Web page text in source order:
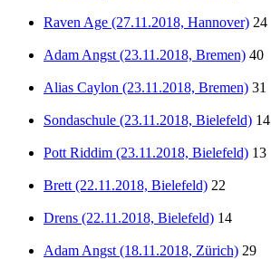
Raven Age (27.11.2018, Hannover) 24
Adam Angst (23.11.2018, Bremen) 40
Alias Caylon (23.11.2018, Bremen) 31
Sondaschule (23.11.2018, Bielefeld) 14
Pott Riddim (23.11.2018, Bielefeld) 13
Brett (22.11.2018, Bielefeld) 22
Drens (22.11.2018, Bielefeld) 14
Adam Angst (18.11.2018, Zürich) 29